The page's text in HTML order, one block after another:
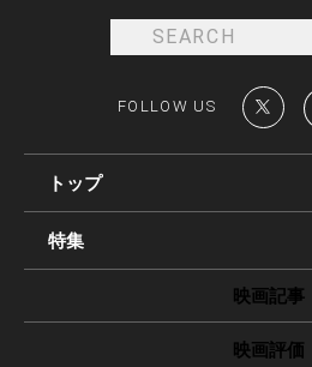
FOLLOW US
トップ
特集
映画記事
映画評価